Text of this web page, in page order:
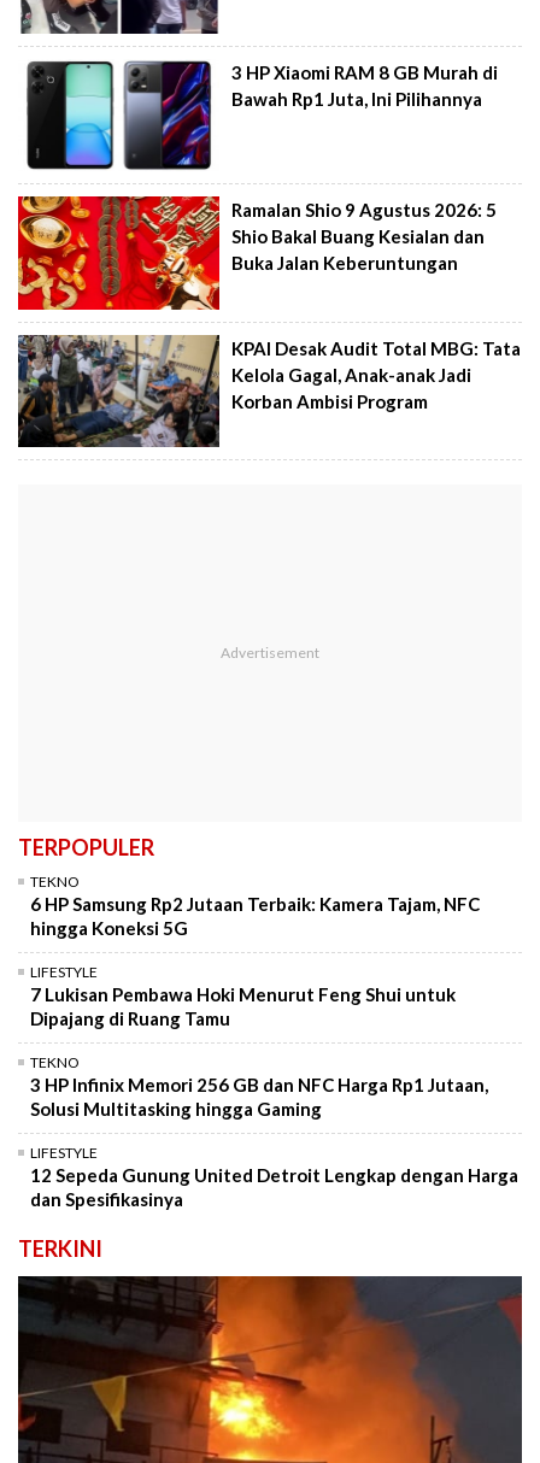
3 HP Xiaomi RAM 8 GB Murah di
Bawah Rp1 Juta, Ini Pilihannya
Ramalan Shio 9 Agustus 2026: 5
Shio Bakal Buang Kesialan dan
Buka Jalan Keberuntungan
KPAI Desak Audit Total MBG: Tata
Kelola Gagal, Anak-anak Jadi
Korban Ambisi Program
TERPOPULER
TEKNO
6 HP Samsung Rp2 Jutaan Terbaik: Kamera Tajam, NFC
hingga Koneksi 5G
LIFESTYLE
7 Lukisan Pembawa Hoki Menurut Feng Shui untuk
Dipajang di Ruang Tamu
TEKNO
3 HP Infinix Memori 256 GB dan NFC Harga Rp1 Jutaan,
Solusi Multitasking hingga Gaming
LIFESTYLE
12 Sepeda Gunung United Detroit Lengkap dengan Harga
dan Spesifikasinya
TERKINI